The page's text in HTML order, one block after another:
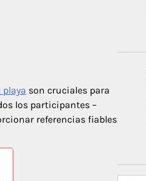
son cruciales para
los participantes –
referencias fiables